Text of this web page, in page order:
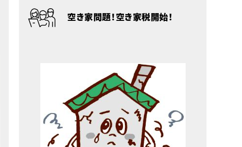
空き家問題！空き家税開始！